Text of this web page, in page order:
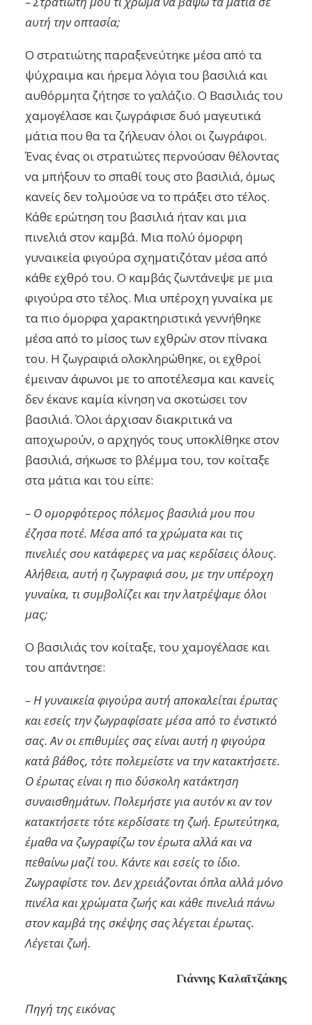
αυτή την οπτασία;
Ο στρατιώτης παραξενεύτηκε μέσα από τα
ψύχραιμα και ήρεμα λόγια του βασιλιά και
αυθόρμητα ζήτησε το γαλάζιο. Ο Βασιλιάς του
χαμογέλασε και ζωγράφισε δυό μαγευτικά
μάτια που θα τα ζήλευαν όλοι οι ζωγράφοι.
Ένας ένας οι στρατιώτες περνούσαν θέλοντας
να μπήξουν το σπαθί τους στο βασιλιά, όμως
κανείς δεν τολμούσε να το πράξει στο τέλος.
Κάθε ερώτηση του βασιλιά ήταν και μια
πινελιά στον καμβά. Μια πολύ όμορφη
γυναικεία φιγούρα σχηματιζόταν μέσα από
κάθε εχθρό του. Ο καμβάς ζωντάνεψε με μια
φιγούρα στο τέλος. Μια υπέροχη γυναίκα με
τα πιο όμορφα χαρακτηριστικά γεννήθηκε
μέσα από το μίσος των εχθρών στον πίνακα
του. Η ζωγραφιά ολοκληρώθηκε, οι εχθροί
έμειναν άφωνοι με το αποτέλεσμα και κανείς
δεν έκανε καμία κίνηση να σκοτώσει τον
βασιλιά. Όλοι άρχισαν διακριτικά να
αποχωρούν, ο αρχηγός τους υποκλίθηκε στον
βασιλιά, σήκωσε το βλέμμα του, τον κοίταξε
στα μάτια και του είπε:
– Ο ομορφότερος πόλεμος βασιλιά μου που
έζησα ποτέ. Μέσα από τα χρώματα και τις
πινελιές σου κατάφερες να μας κερδίσεις όλους.
Αλήθεια, αυτή η ζωγραφιά σου, με την υπέροχη
γυναίκα, τι συμβολίζει και την λατρέψαμε όλοι
μας;
Ο βασιλιάς τον κοίταξε, του χαμογέλασε και
του απάντησε:
– Η γυναικεία φιγούρα αυτή αποκαλείται έρωτας
και εσείς την ζωγραφίσατε μέσα από το ένστικτό
σας. Αν οι επιθυμίες σας είναι αυτή η φιγούρα
κατά βάθος, τότε πολεμείστε να την κατακτήσετε.
Ο έρωτας είναι η πιο δύσκολη κατάκτηση
συναισθημάτων. Πολεμήστε για αυτόν κι αν τον
κατακτήσετε τότε κερδίσατε τη ζωή. Ερωτεύτηκα,
έμαθα να ζωγραφίζω τον έρωτα αλλά και να
πεθαίνω μαζί του. Κάντε και εσείς το ίδιο.
Ζωγραφίστε τον. Δεν χρειάζονται όπλα αλλά μόνο
πινέλα και χρώματα ζωής και κάθε πινελιά πάνω
στον καμβά της σκέψης σας λέγεται έρωτας.
Λέγεται ζωή.
Γιάννης Καλαϊτζάκης
Πηγή της εικόνας